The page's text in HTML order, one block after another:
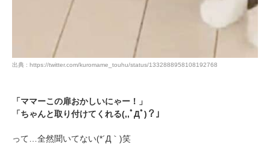
出典 : https://twitter.com/kuromame_touhu/status/1332888958108192768
「ママーこの扉おかしいにゃー！」
「ちゃんと取り付けてくれる(,,ﾟДﾟ)？」
って…全然聞いてない(*´Д｀)笑